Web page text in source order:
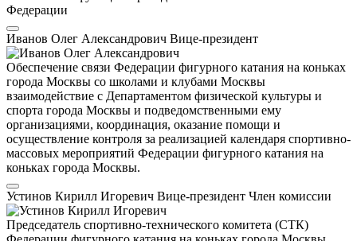
Федерации
Иванов Олег Александрович Вице-президент
Обеспечение связи Федерации фигурного катания на коньках
города Москвы со школами и клубами Москвы
взаимодействие с Департаментом физической культуры и
спорта города Москвы и подведомственными ему
организациями, координация, оказание помощи и
осуществление контроля за реализацией календаря спортивно-
массовых мероприятий Федерации фигурного катания на
коньках города Москвы.
Устинов Кирилл Игоревич Вице-президент Член комиссии
Председатель спортивно-технического комитета (СТК)